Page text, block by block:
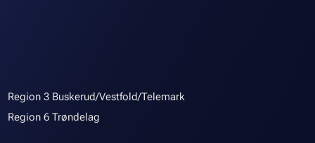
Region 3 Buskerud/Vestfold/Telemark
Region 6 Trøndelag